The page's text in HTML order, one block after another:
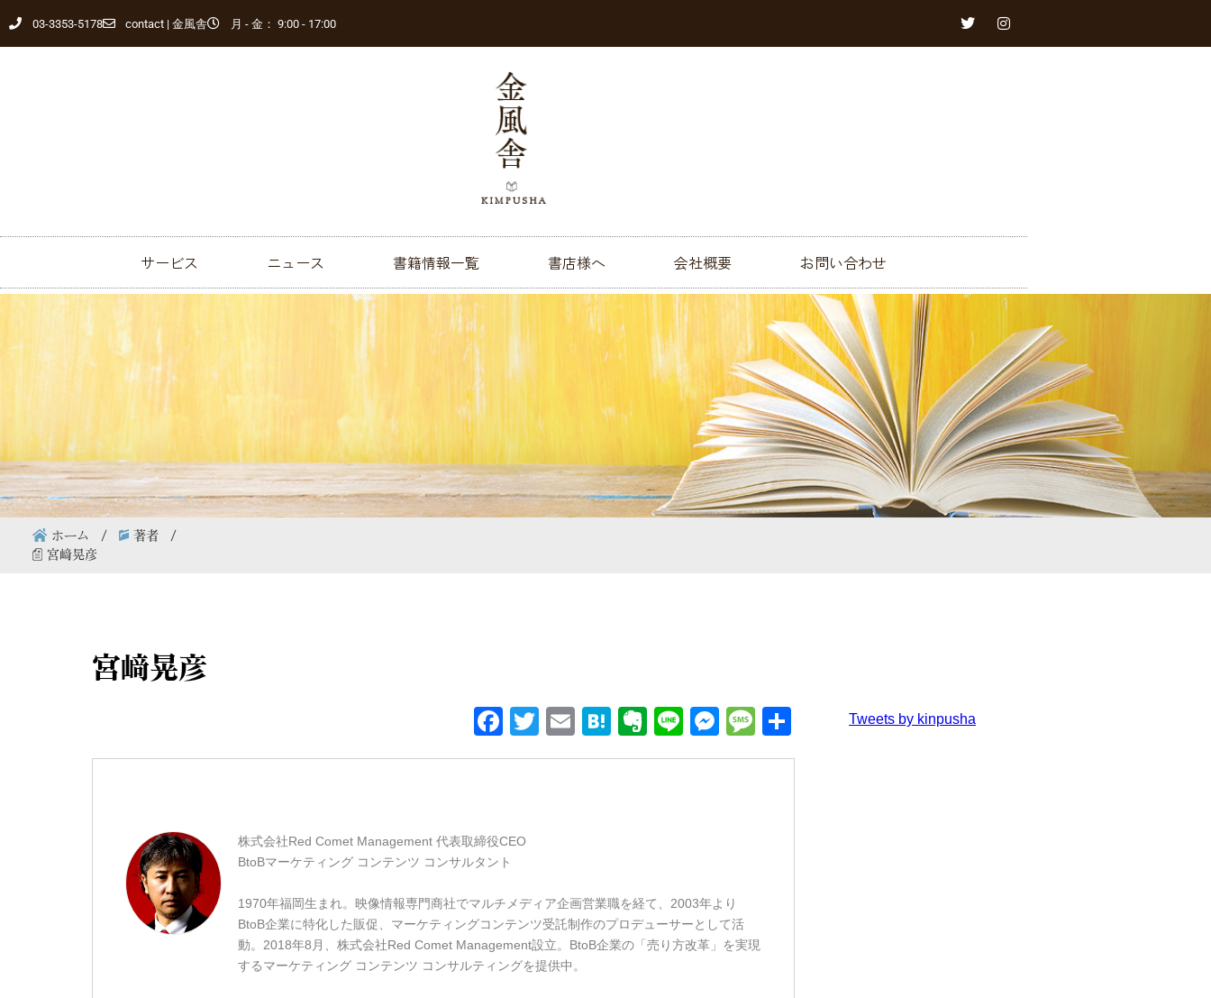
03-3353-5178 contact | 金風舎 月 - 金： 9:00 - 17:00
サービス ニュース 書籍情報一覧 書店様へ 会社概要 お問い合わせ
ホーム
著者
宮﨑晃彦
宮﨑晃彦
Facebook
Twitter
EmailHatena
Evernote
LineMessenger
Message
有
株式会社Red Comet Management 代表取締役CEO
BtoBマーケティング コンテンツ コンサルタント
1970年福岡生まれ。映像情報専門商社でマルチメディア企画営業職を経て、2003年より
BtoB企業に特化した販促、マーケティングコンテンツ受託制作のプロデューサーとして活
動。2018年8月、株式会社Red Comet Management設立。BtoB企業の「売り方改革」を実現
するマーケティング コンテンツ コンサルティングを提供中。
Tweets by kinpusha